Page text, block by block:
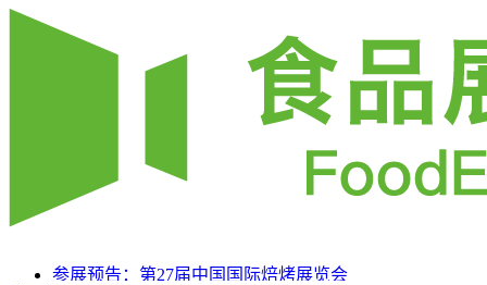
参展预告：第27届中国国际焙烤展览会